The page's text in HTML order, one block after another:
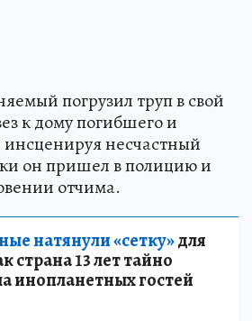
погрузил труп в свой
к дому погибшего и
инсценируя несчастный
он пришел в полицию и
отчима.
натянули «сетку»для
страна 13 лет тайно
инопланетных гостей